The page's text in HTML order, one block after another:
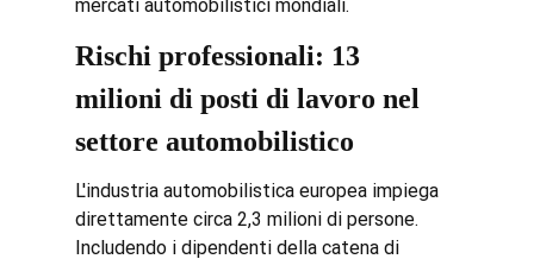
mercati automobilistici mondiali.
Rischi professionali: 13
milioni di posti di lavoro nel
settore automobilistico
L'industria automobilistica europea impiega
direttamente circa 2,3 milioni di persone.
Includendo i dipendenti della catena di